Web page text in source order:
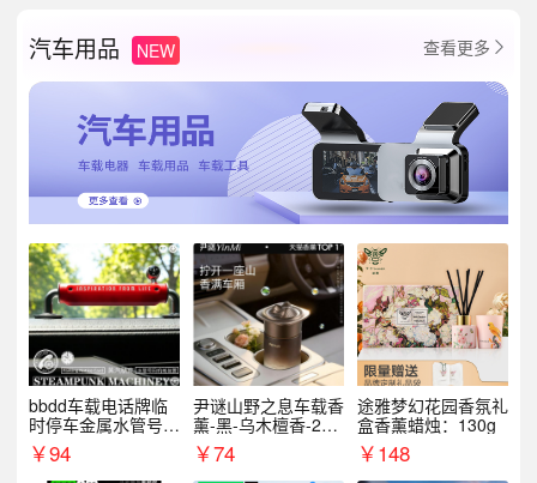
汽车用品 NEW 查看更多 
bbdd车载电话牌临
时停车金属水管号码
牌可隐藏创意趣味
￥94
尹谜山野之息车载香
薰-黑-乌木檀香-200
g￥74
途雅梦幻花园香氛礼
盒香薰蜡烛：130g
￥148